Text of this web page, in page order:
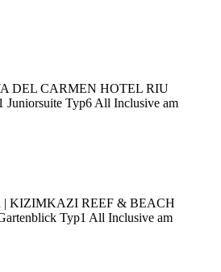
DEL CARMEN HOTEL RIU
Typ6 All Inclusive am
KIZIMKAZI REEF & BEACH
Typ1 All Inclusive am